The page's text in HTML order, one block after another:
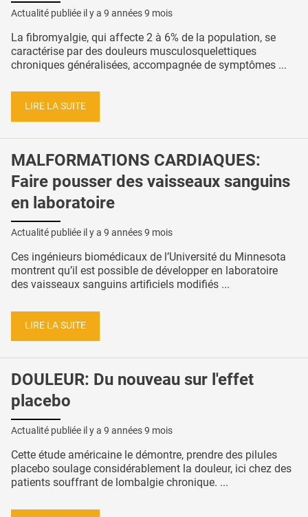
Actualité publiée il y a 9 années 9 mois
La fibromyalgie, qui affecte 2 à 6% de la population, se
caractérise par des douleurs musculosquelettiques
chroniques généralisées, accompagnée de symptômes ...
LIRE LA SUITE
MALFORMATIONS CARDIAQUES:
Faire pousser des vaisseaux sanguins
en laboratoire
Actualité publiée il y a 9 années 9 mois
Ces ingénieurs biomédicaux de l’Université du Minnesota
montrent qu’il est possible de développer en laboratoire
des vaisseaux sanguins artificiels modifiés ...
LIRE LA SUITE
DOULEUR: Du nouveau sur l'effet
placebo
Actualité publiée il y a 9 années 9 mois
Cette étude américaine le démontre, prendre des pilules
placebo soulage considérablement la douleur, ici chez des
patients souffrant de lombalgie chronique. ...